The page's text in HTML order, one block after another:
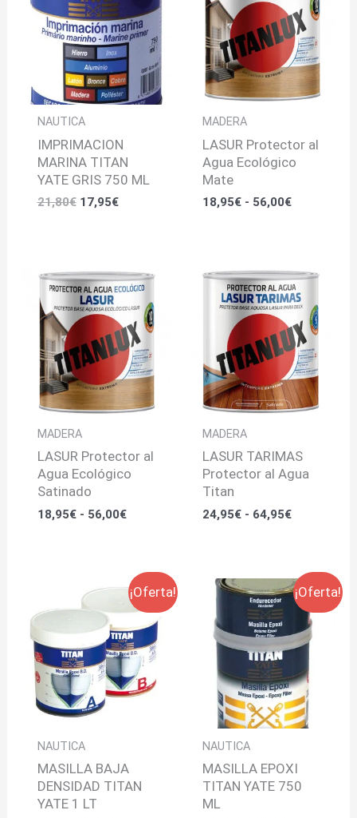
NAUTICA
IMPRIMACION
MARINA TITAN
YATE GRIS 750 ML
21,80€
era:
21,80€.
17,95€
es:
17,95€.
MADERA
LASUR Protector al
Agua Ecológico
Mate
18,95€ - 56,00€
desde
18,95€
hasta
56,00€
MADERA
LASUR Protector al
Agua Ecológico
Satinado
18,95€ - 56,00€
Rango
de
precios:
desde
18,95€
hasta
56,00€
MADERA
LASUR TARIMAS
Protector al Agua
Titan
24,95€ - 64,95€
Rango
de
precios:
desde
24,95€
hasta
64,95€
¡Oferta!
NAUTICA
MASILLA BAJA
DENSIDAD TITAN
YATE 1 LT
precio
original
era:
54,65€.
El
precio
actual
es:
39,95€.
¡Oferta!
NAUTICA
MASILLA EPOXI
TITAN YATE 750
ML
El
precio
original
era:
46,15€.
El
precio
actual
es:
35,95€.